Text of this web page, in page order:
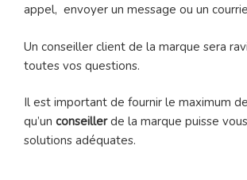
appel, envoyer un message ou un
Un conseiller client de la marque sera
toutes vos questions.
Il est important de fournir le maximum
qu’un conseillerde la marque puisse
solutions adéquates.